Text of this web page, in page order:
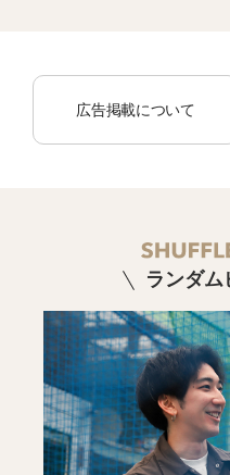
広告掲載について
ランダム